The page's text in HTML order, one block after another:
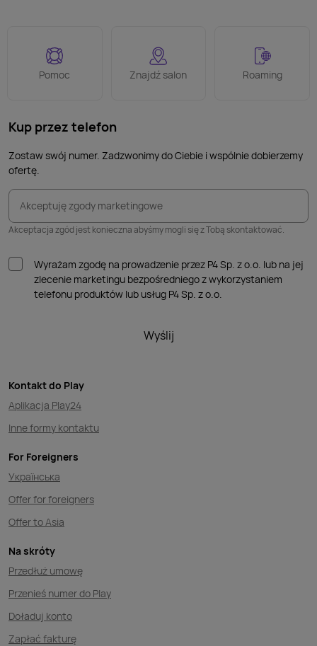
Pomoc Znajdź salon Roaming
Kup przez telefon
Zostaw swój numer. Zadzwonimy do Ciebie i wspólnie dobierzemy
ofertę.
Akceptuję zgody marketingowe
Akceptacja zgód jest konieczna abyśmy mogli się z Tobą skontaktować.
Wyrażam zgodę na prowadzenie przez P4 Sp. z o.o. lub na jej
zlecenie marketingu bezpośredniego z wykorzystaniem
telefonu produktów lub usług P4 Sp. z o.o.
Wyślij
Kontakt do Play
Aplikacja Play24
Inne formy kontaktu
For Foreigners
Українська
Offer for foreigners
Offer to Asia
Na skróty
Przedłuż umowę
Przenieś numer do Play
Doładuj konto
Zapłać fakturę